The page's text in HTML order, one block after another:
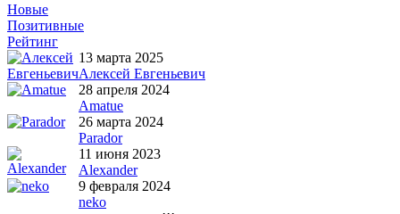
Новые
Позитивные
Рейтинг
13 марта 2025
Алексей Евгеньевич
28 апреля 2024
Amatue
26 марта 2024
Parador
11 июня 2023
Alexander
9 февраля 2024
neko